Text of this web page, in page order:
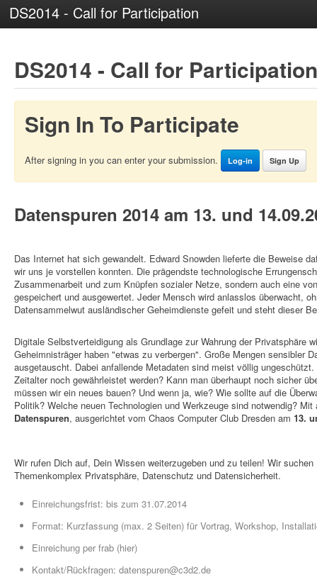
DS2014 - Call for Participation
DS2014 - Call for Participation
Sign In To Participate
After signing in you can enter your submission. Log-in Sign Up
Datenspuren 2014 am 13. und
Das Internet hat sich gewandelt. Edward Snowden lieferte die Beweise
wir uns je vorstellen konnten. Die prägendste technologische
Zusammenarbeit und zum Knüpfen sozialer Netze, sondern auch eine
gespeichert und ausgewertet. Jeder Mensch wird anlasslos überwacht,
Datensammelwut ausländischer Geheimdienste gefeit und steht dieser
Digitale Selbstverteidigung als Grundlage zur Wahrung der
Geheimnisträger haben "etwas zu verbergen". Große Mengen sensibler
ausgetauscht. Dabei anfallende Metadaten sind meist völlig
Zeitalter noch gewährleistet werden? Kann man überhaupt noch sicher
müssen wir ein neues bauen? Und wenn ja, wie? Wie sollte auf die
Politik? Welche neuen Technologien und Werkzeuge sind notwendig?
Datenspuren, ausgerichtet vom Chaos Computer Club Dresden am 13.
Wir rufen Dich auf, Dein Wissen weiterzugeben und zu teilen! Wir
Themenkomplex Privatsphäre, Datenschutz und Datensicherheit.
Einreichungsfrist: bis zum 31.07.2014
Format: Kurzfassung (max. 2 Seiten) für Vortrag, Workshop,
Einreichung per frab (hier)
Kontakt/Rückfragen: datenspuren@c3d2.de